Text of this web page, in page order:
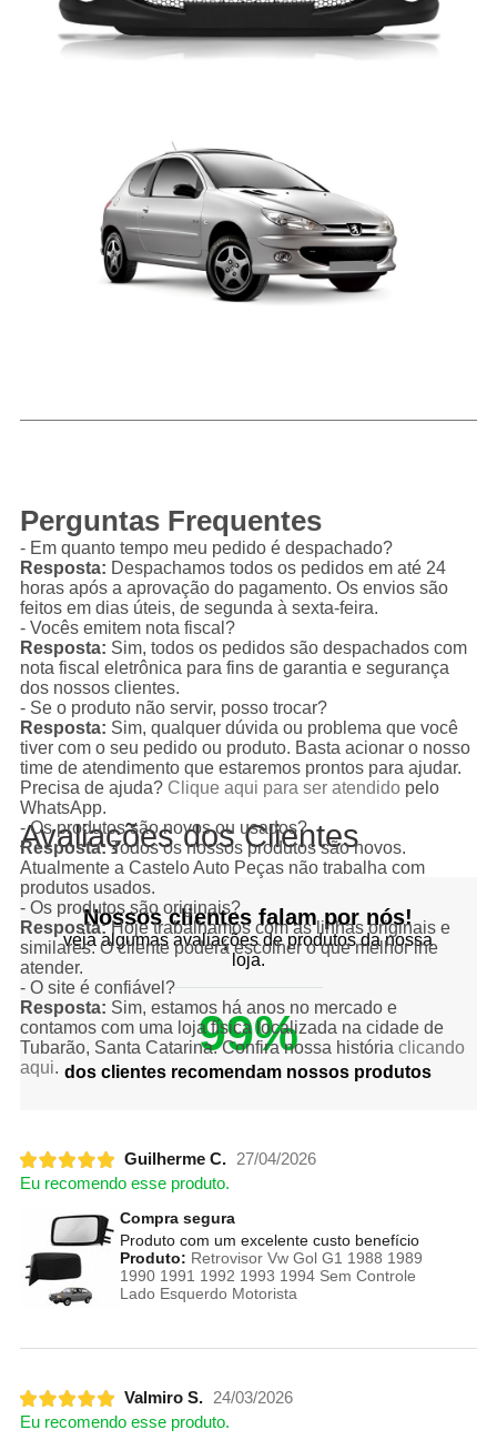
Perguntas Frequentes
- Em quanto tempo meu pedido é despachado?
Resposta: Despachamos todos os pedidos em até 24
horas após a aprovação do pagamento. Os envios são
feitos em dias úteis, de segunda à sexta-feira.
- Vocês emitem nota fiscal?
Resposta: Sim, todos os pedidos são despachados com
nota fiscal eletrônica para fins de garantia e segurança
dos nossos clientes.
- Se o produto não servir, posso trocar?
Resposta: Sim, qualquer dúvida ou problema que você
tiver com o seu pedido ou produto. Basta acionar o nosso
time de atendimento que estaremos prontos para ajudar.
Precisa de ajuda? Clique aqui para ser atendidopelo
WhatsApp.
- Os produtos são novos ou usados?
Resposta:Todos os nossos produtos são novos.
Atualmente a Castelo Auto Peças não trabalha com
produtos usados.
- Os produtos são originais?
Resposta:Hoje trabalhamos com as linhas originais e
similares. O cliente poderá escolher o que melhor lhe
atender.
- O site é confiável?
Resposta: Sim, estamos há anos no mercado e
contamos com uma loja física localizada na cidade de
Tubarão, Santa Catarina. Confira nossa história clicando
aqui.
Avaliações dos Clientes
Nossos clientes falam por nós!
veja algumas avaliações de produtos da nossa
loja.
99%
dos clientes recomendam nossos produtos
Guilherme C. 27/04/2026
Eu recomendo esse produto.
Compra segura
Produto com um excelente custo benefício
Produto: Retrovisor Vw Gol G1 1988 1989
1990 1991 1992 1993 1994 Sem Controle
Lado Esquerdo Motorista
Valmiro S. 24/03/2026
Eu recomendo esse produto.